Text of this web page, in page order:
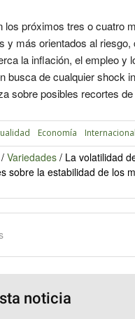
los próximos tres o cuatro
y más orientados al riesgo,
la inflación, el empleo y
busca de cualquier shock
sobre posibles recortes
Economía Internacional
/ Variedades / La volatilidad
sobre la estabilidad de los
noticia